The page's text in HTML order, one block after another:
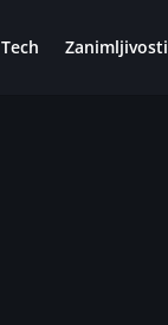
Tech Zanimljivosti